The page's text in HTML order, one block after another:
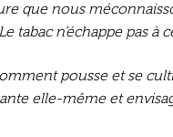
que nous
tabac n’échappe pas à
pousse et se
elle-même et